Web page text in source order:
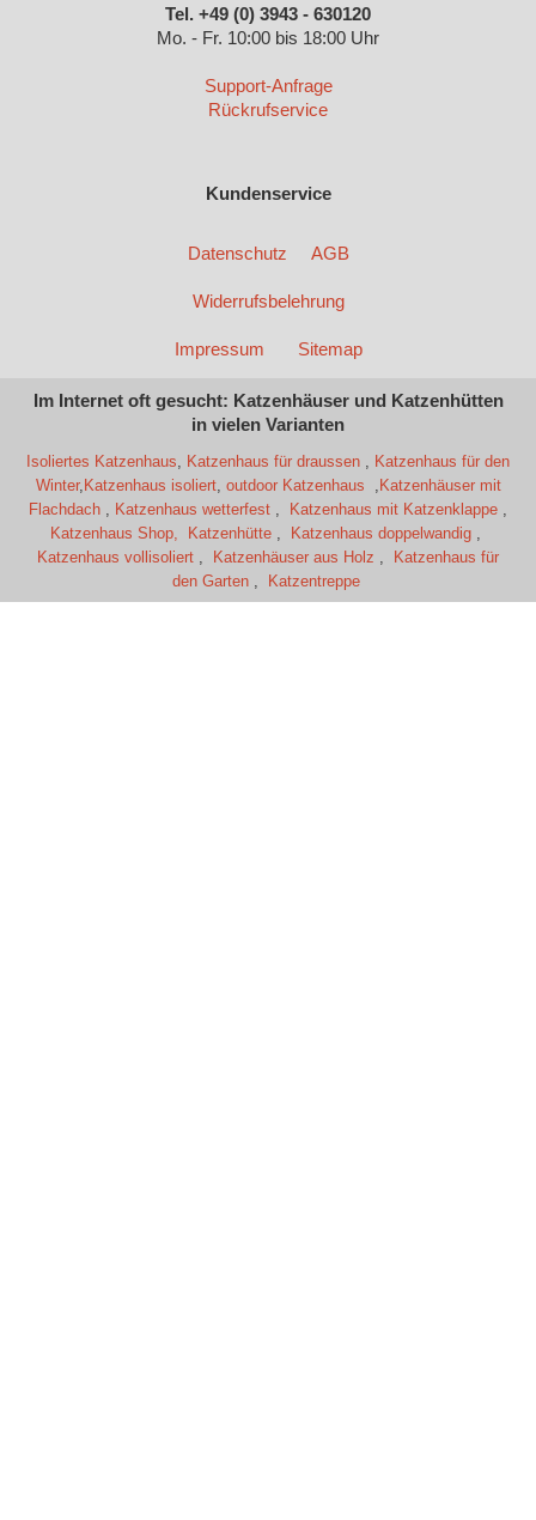
Tel. +49 (0) 3943 - 630120
Mo. - Fr. 10:00 bis 18:00 Uhr
Support-Anfrage
Rückrufservice
Kundenservice
Datenschutz AGB
Widerrufsbelehrung
Impressum Sitemap
Im Internet oft gesucht: Katzenhäuser und Katzenhütten
in vielen Varianten
Isoliertes Katzenhaus Katzenhaus für draussen
Katzenhaus für den
Winter, Katzenhaus isoliert, outdoor Katzenhaus
Katzenhäuser mit
Flachdach
Katzenhaus wetterfest Katzenhaus mit Katzenklappe
Katzenhaus Shop,
Katzenhütte Katzenhaus doppelwandig
Katzenhaus vollisoliert
Katzenhäuser aus Holz
Katzenhaus für
den Garten, Katzentreppe